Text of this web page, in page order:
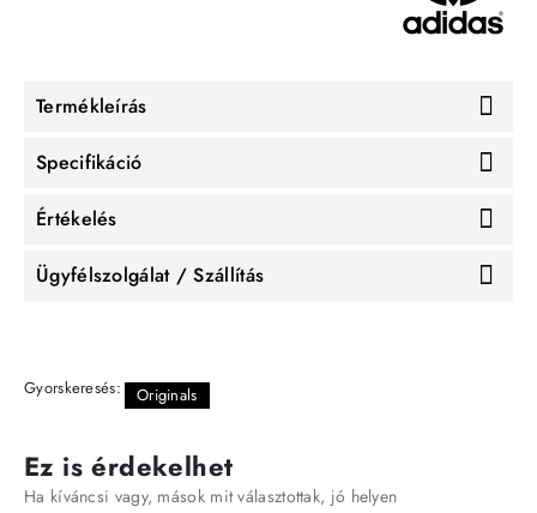
Termékleírás
Specifikáció
Értékelés
Ügyfélszolgálat / Szállítás
Gyorskeresés: Originals
Ez is érdekelhet
Ha kíváncsi vagy, mások mit választottak, jó helyen